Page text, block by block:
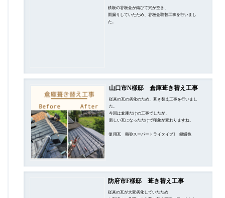
鉄板の谷板金が錆びて穴が空き、
雨漏りしていたため、谷板金取替工事を行いまし
た。
山口市N様邸 倉庫葺き替え工事
従来の瓦の劣化のため、葺き替え工事を行いまし
た。
今回は倉庫だけの工事でしたが、
新しい瓦になっただけで印象が変わりますね。
使用瓦 鶴弥スーパートライタイプ1 銀鱗色
防府市F様邸 葺き替え工事
従来の瓦が大変劣化していたため